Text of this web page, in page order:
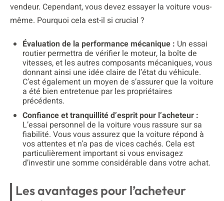
vendeur. Cependant, vous devez essayer la voiture vous-
même. Pourquoi cela est-il si crucial ?
Évaluation de la performance mécanique : Un essai
routier permettra de vérifier le moteur, la boîte de
vitesses, et les autres composants mécaniques, vous
donnant ainsi une idée claire de l’état du véhicule.
C’est également un moyen de s’assurer que la voiture
a été bien entretenue par les propriétaires
précédents.
Confiance et tranquillité d’esprit pour l’acheteur :
L’essai personnel de la voiture vous rassure sur sa
fiabilité. Vous vous assurez que la voiture répond à
vos attentes et n’a pas de vices cachés. Cela est
particulièrement important si vous envisagez
d’investir une somme considérable dans votre achat.
Les avantages pour l’acheteur